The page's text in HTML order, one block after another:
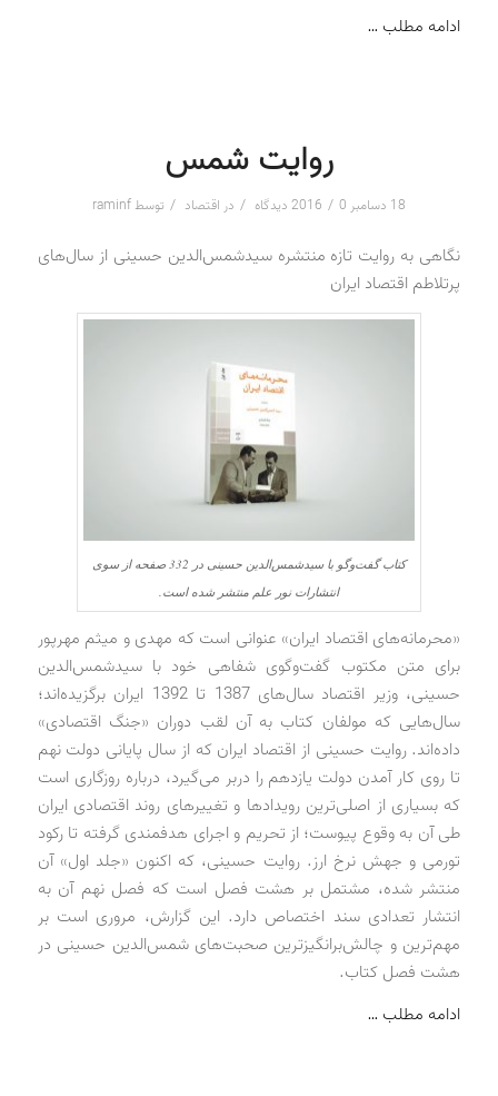
ادامه مطلب …
روایت شمس
18 دسامبر 2016 / 0 دیدگاه / در اقتصاد / توسط raminf
نگاهی به روایت تازه منتشره سیدشمس‌الدین حسینی از سال‌های
پرتلاطم اقتصاد ایران
کتاب گفت‌وگو با سیدشمس‌الدین حسینی در 332 صفحه از سوی
انتشارات نور علم منتشر شده است.
«محرمانه‌های اقتصاد ایران» عنوانی است که مهدی و میثم مهرپور
برای متن مکتوب گفت‌وگوی شفاهی خود با سیدشمس‌الدین
حسینی، وزیر اقتصاد سال‌های 1387 تا 1392 ایران برگزیده‌اند؛
سال‌هایی که مولفان کتاب به آن لقب دوران «جنگ اقتصادی»
داده‌اند. روایت حسینی از اقتصاد ایران که از سال پایانی دولت نهم
تا روی کار آمدن دولت یازدهم را دربر می‌گیرد، درباره روزگاری است
که بسیاری از اصلی‌ترین رویدادها و تغییرهای روند اقتصادی ایران
طی آن به وقوع پیوست؛ از تحریم و اجرای هدفمندی گرفته تا رکود
تورمی و جهش نرخ ارز. روایت حسینی، که اکنون «جلد اول» آن
منتشر شده، مشتمل بر هشت فصل است که فصل نهم آن به
انتشار تعدادی سند اختصاص دارد. این گزارش، مروری است بر
مهم‌ترین و چالش‌برانگیزترین صحبت‌های شمس‌الدین حسینی در
هشت فصل کتاب.
ادامه مطلب …